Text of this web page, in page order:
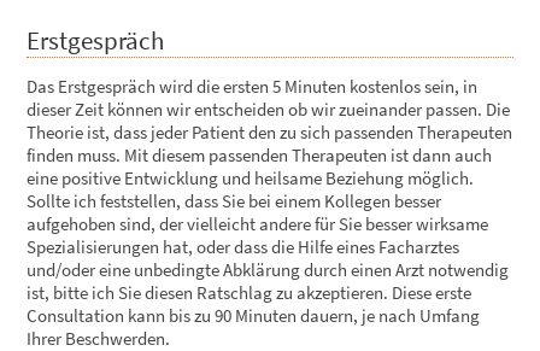
Erstgespräch
Das Erstgespräch wird die ersten 5 Minuten kostenlos sein, in
dieser Zeit können wir entscheiden ob wir zueinander passen. Die
Theorie ist, dass jeder Patient den zu sich passenden Therapeuten
finden muss. Mit diesem passenden Therapeuten ist dann auch
eine positive Entwicklung und heilsame Beziehung möglich.
Sollte ich feststellen, dass Sie bei einem Kollegen besser
aufgehoben sind, der vielleicht andere für Sie besser wirksame
Spezialisierungen hat, oder dass die Hilfe eines Facharztes
und/oder eine unbedingte Abklärung durch einen Arzt notwendig
ist, bitte ich Sie diesen Ratschlag zu akzeptieren. Diese erste
Consultation kann bis zu 90 Minuten dauern, je nach Umfang
Ihrer Beschwerden.